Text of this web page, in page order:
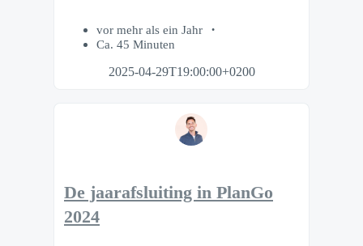
vor mehr als ein Jahr
Ca. 45 Minuten
2025-04-29T19:00:00+0200
De jaarafsluiting in PlanGo
2024